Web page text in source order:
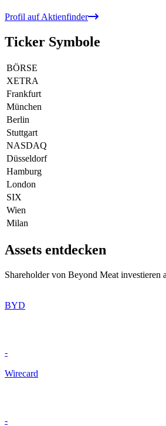
Profil auf Aktienfinder
Ticker Symbole
BÖRSE
XETRA
Frankfurt
München
Berlin
Stuttgart
NASDAQ
Düsseldorf
Hamburg
London
SIX
Wien
Milan
Assets entdecken
Shareholder von Beyond Meat investieren
BYD
-
Wirecard
-